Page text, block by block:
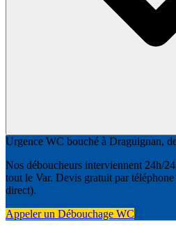
Urgence WC bouché à Draguignan,
Nos déboucheurs interviennent 24h/
tout le Var. Devis gratuit par
direct).
Appeler un Débouchage WC